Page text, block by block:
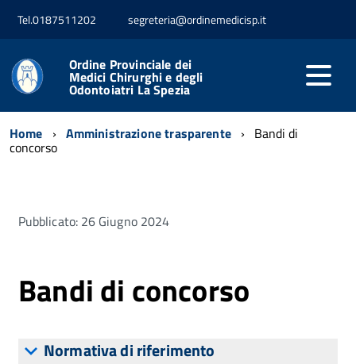
Tel.0187511202 segreteria@ordinemedicisp.it
Ordine Provinciale dei
Medici Chirurghi e degli
Odontoiatri La Spezia
Home Amministrazione trasparente Bandi di
concorso
Pubblicato: 26 Giugno 2024
Bandi di concorso
Normativa di riferimento